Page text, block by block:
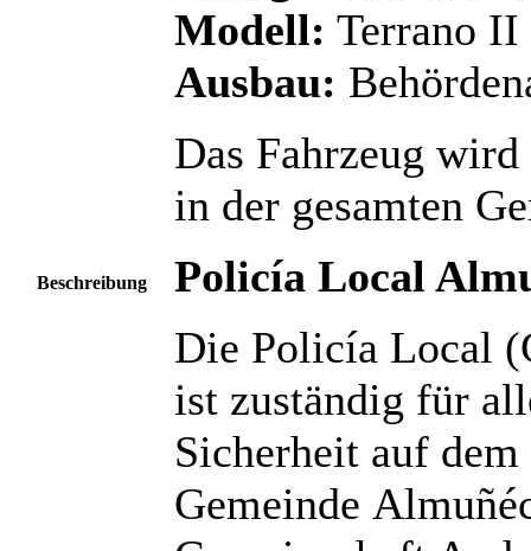
Beschreibung
Modell: Terrano II
Ausbau:
Das Fahrzeug
in der gesamten
Policía Local
Die Policía Local
ist zuständig für
Sicherheit auf
Gemeinde